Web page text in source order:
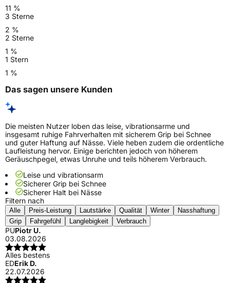
11 %
3 Sterne
2 %
2 Sterne
1 %
1 Stern
1 %
Das sagen unsere Kunden
Die meisten Nutzer loben das leise, vibrationsarme und
insgesamt ruhige Fahrverhalten mit sicherem Grip bei Schnee
und guter Haftung auf Nässe. Viele heben zudem die ordentliche
Laufleistung hervor. Einige berichten jedoch von höherem
Geräuschpegel, etwas Unruhe und teils höherem Verbrauch.
Leise und vibrationsarm
Sicherer Grip bei Schnee
Sicherer Halt bei Nässe
Filtern nach
Alle Preis-Leistung Lautstärke Qualität Winter
Nasshaftung
Grip
Fahrgefühl Langlebigkeit Verbrauch
PUPiotr U.
03.08.2026
Alles bestens
EDErik D.
22.07.2026